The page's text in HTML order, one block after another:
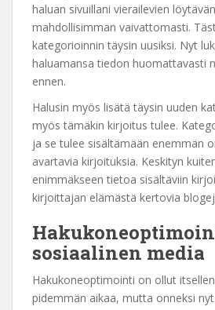
haluan sivuillani vierailevien
mahdollisimman vaivattomasti.
kategorioinnin täysin uusiksi. Nyt
haluamansa tiedon huomattavasti
ennen.
Halusin myös lisätä täysin uuden
myös tämäkin kirjoitus tulee.
ja se tulee sisältämään enemmän
avartavia kirjoituksia. Keskityn
enimmäkseen tietoa sisältäviin
kirjoittajan elämästä kertovia
sosiaalinen media
Hakukoneoptimointi on ollut
pidemmän aikaa, mutta onneksi